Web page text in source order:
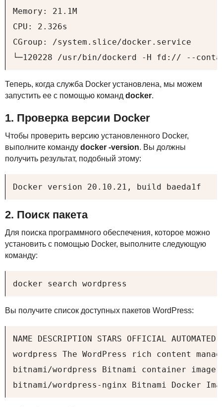
Memory: 21.1M
CPU: 2.326s
CGroup: /system.slice/docker.service
└─120228 /usr/bin/dockerd -H fd:// --
Теперь, когда служба Docker установлена, мы можем
запустить ее с помощью команд docker.
1. Проверка версии Docker
Чтобы проверить версию установленного Docker,
выполните команду docker -version. Вы должны
получить результат, подобный этому:
Docker version 20.10.21, build baeda1f
2. Поиск пакета
Для поиска программного обеспечения, которое можно
установить с помощью Docker, выполните следующую
команду:
docker search wordpress
Вы получите список доступных пакетов WordPress:
NAME DESCRIPTION STARS OFFICIAL AUTOMATED
wordpress The WordPress rich content
bitnami/wordpress Bitnami container image
bitnami/wordpress-nginx Bitnami Docker